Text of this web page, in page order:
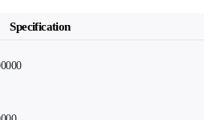
Specification